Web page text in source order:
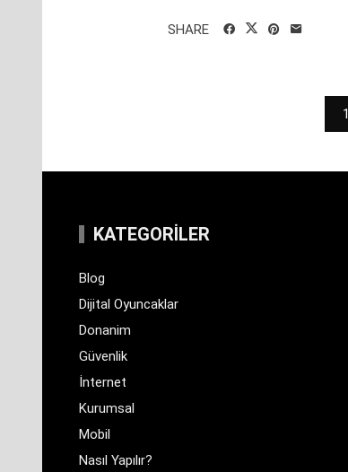
SHARE
1
KATEGORILER
Blog
Dijital Oyuncaklar
Donanim
Güvenlik
İnternet
Kurumsal
Mobil
Nasıl Yapılır?